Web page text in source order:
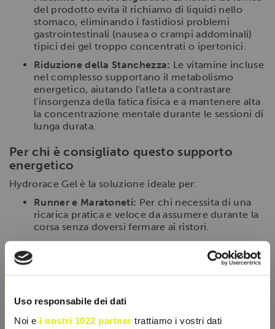
×
Uso responsabile dei dati
Noi e i nostri 1022 partner trattiamo i vostri dati
del prodotto evita il richiamo di liquidi nello
stomaco, eliminando i fastidiosi problemi
gastrointestinali (nausea o crampi addominali)
tipici dei gel troppo concentrati o ipertonici.
Riduzione della Stanchezza: Le vitamine incluse
nel complesso supportano il metabolismo
energetico, aiutando l'atleta a contrastare
l'insorgenza della fatica fisica e a mantenere alta
la concentrazione mentale durante le sessioni di
lunga durata.
Per chi è consigliato questo supporto
energetico
Hydrorace Gel è la soluzione ideale per:
Runner e Maratoneti: Per chi necessita di una
ricarica pratica e veloce da assumere durante la
corsa senza doversi fermare ai ristori.
Ciclisti e Triatleti:Professionisti e amatori che
cercano un gel leggero che non provochi picchi
alta sudorazione (come spinning o cross-
istantaneamente.